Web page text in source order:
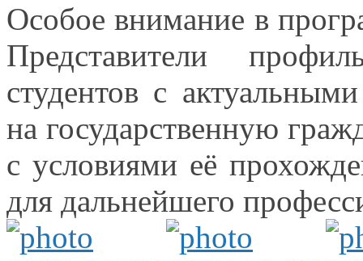
Особое внимание в
Представители
студентов с актуальными
на государственную
с условиями её
для дальнейшего